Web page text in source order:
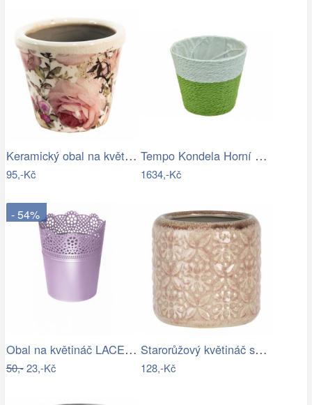
Keramický obal na květináč s růžemi…
95,-Kč
Tempo Kondela Horní skříňka JULIA TYP 2…
1634,-Kč
- 54%
Obal na květináč LACE 14cm
50,-23,-Kč
Starorůžový květináč se vzorem a…
128,-Kč